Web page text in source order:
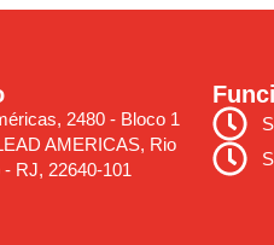
2480 - Bloco 1
AMERICAS, Rio
RJ, 22640-101